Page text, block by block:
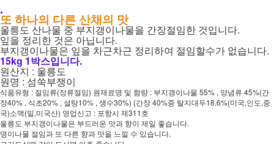
.
또 하나의 다른 산채의 맛
울릉도 산나물 중 부지갱이나물을 간장절임한 것입니다.
잎을 정리한 것은 아닙니다.
부지갱이나물은 잎을 차근차근 정리하여 절임할수가 없습니다.
15kg 1박스입니다.
원산지 : 울릉도
원명 : 섬쑥부쟁이
식품유형 : 절임류(장류절임) 원재료명 및 함량 : 부지갱이나물 55% , 양념류 45%(간
장40% , 식초20% , 설탕10% , 생수30%) (간장 40%중 탈지대두18.6%(미국,인도,중
국)소맥(밀,미국산) 영업신고 : 포항시 제311호
울릉도 부지갱이나물은 부드러운 맛과 향이 제일 좋습니다.
명이나물 절임과 또 다른 향과 맛을 느낄 수 있습니다.